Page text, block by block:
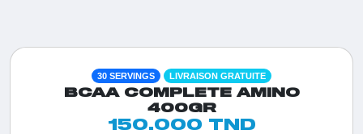
30 SERVINGS LIVRAISON GRATUITE
BCAA COMPLETE AMINO
400GR
150.000 TND